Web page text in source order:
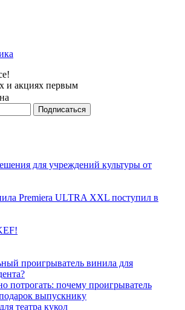
и акциях первым
для учреждений культуры от
Premiera ULTRA XXL поступил в
проигрыватель винила для
потрогать: почему проигрыватель
выпускнику
театра кукол